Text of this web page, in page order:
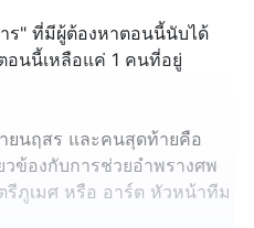
ร" ที่มีผู้ต้องหาตอนนี้นับได้
อนนี้เหลือแค่ 1 คนที่อยู่
ยนฤสร และคนสุดท้ายคือ
ข้องกับการช่วยอำพรางศพ
ภูเมศ หรือ อาร์ต หัวหน้าทีม